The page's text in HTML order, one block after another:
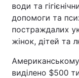
води та
допомоги та
постраждалих
жінок, дітей та
виділено $500